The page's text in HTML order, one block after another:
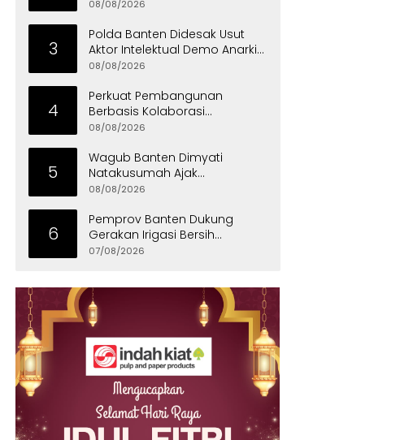
08/08/2026
3
Polda Banten Didesak Usut
Aktor Intelektual Demo Anarkis
di PT PEMI
08/08/2026
4
Perkuat Pembangunan
Berbasis Kolaborasi
Masyarakat, Walikota
2026
08/08/2026
5
Wagub Banten Dimyati
Natakusumah Ajak
Masyarakat Teladani Sifat Nabi
08/08/2026
6
Pemprov Banten Dukung
Gerakan Irigasi Bersih
Kementerian Pekerjaan Umum
07/08/2026